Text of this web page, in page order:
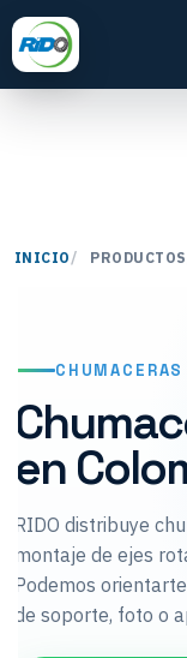
INICIO PRODUCTOS
en
RIDO distribuye
montaje de ejes
Podemos
de soporte, foto o